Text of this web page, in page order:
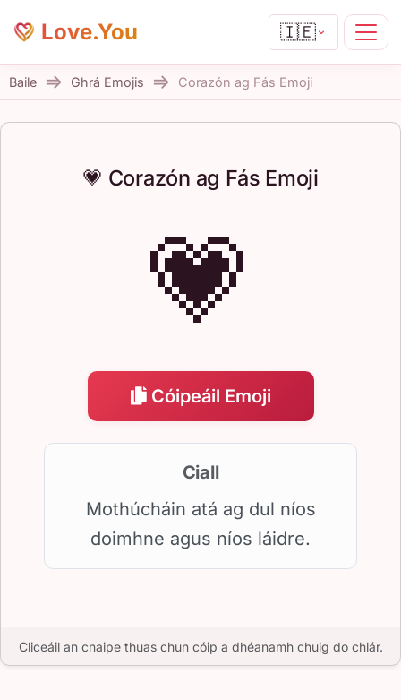
Love.You 🇮🇪
Baile Ghrá Emojis Corazón ag Fás Emoji
💗 Corazón ag Fás Emoji
💗
Cóipeáil Emoji
Ciall
Mothúcháin atá ag dul níos
doimhne agus níos láidre.
Cliceáil an cnaipe thuas chun cóip a dhéanamh chuig do chlár.